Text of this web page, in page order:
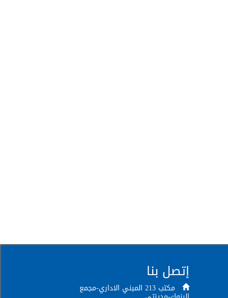
إتصل بنا
مكتب 213 المبني الاداري-مجمع